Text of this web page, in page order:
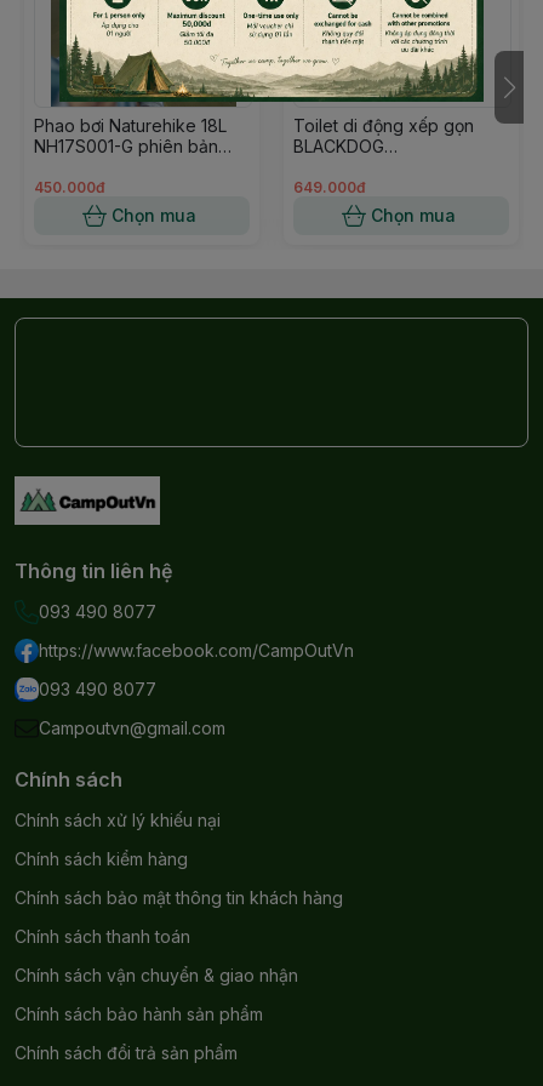
Phao bơi Naturehike 18L
NH17S001-G phiên bản
450.000đ
Chọn mua
Toilet di động xếp gọn
BLACKDOG
649.000đ
Chọn mua
Thông tin liên hệ
093 490 8077
https://www.facebook.com/CampOutVn
093 490 8077
Campoutvn@gmail.com
Chính sách
Chính sách xử lý khiếu nại
Chính sách kiểm hàng
Chính sách bảo mật thông tin khách hàng
Chính sách thanh toán
Chính sách vận chuyển & giao nhận
Chính sách bảo hành sản phẩm
Chính sách đổi trả sản phẩm